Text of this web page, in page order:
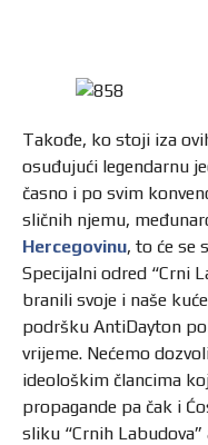
Takođe, ko stoji iza
osuđujući legendarnu
časno i po svim
sličnih njemu,
Hercegovinu, to će se
Specijalni odred “Crni
branili svoje i naše
podršku AntiDayton
vrijeme. Nećemo
ideološkim člancima
propagande pa čak i
sliku “Crnih